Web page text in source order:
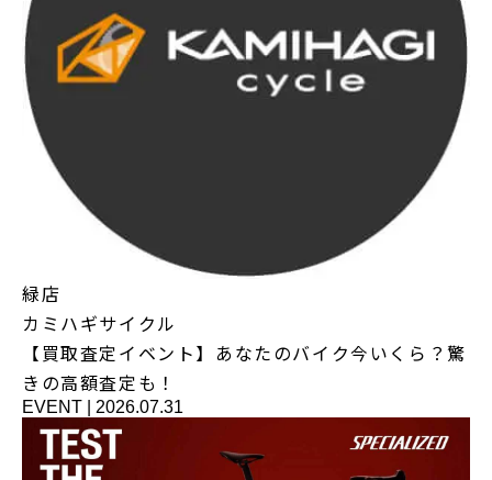
緑店
カミハギサイクル
【買取査定イベント】あなたのバイク今いくら？驚
きの高額査定も！
EVENT 2026.07.31